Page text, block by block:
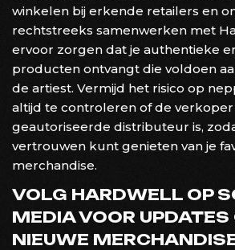
winkelen bij erkende retailers en
rechtstreeks samenwerken met
ervoor zorgen dat je authentieke
producten ontvangt die voldoen
de artiest. Vermijd het risico op
altijd te controleren of de
geautoriseerde distributeur is,
vertrouwen kunt genieten van je
merchandise.
VOLG HARDWELL OP
MEDIA VOOR UPDATES
NIEUWE